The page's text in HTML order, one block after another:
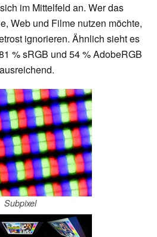
im Mittelfeld an. Wer das
Web und Filme nutzen möchte,
ignorieren. Ähnlich sieht es
% sRGB und 54 % AdobeRGB
Subpixel